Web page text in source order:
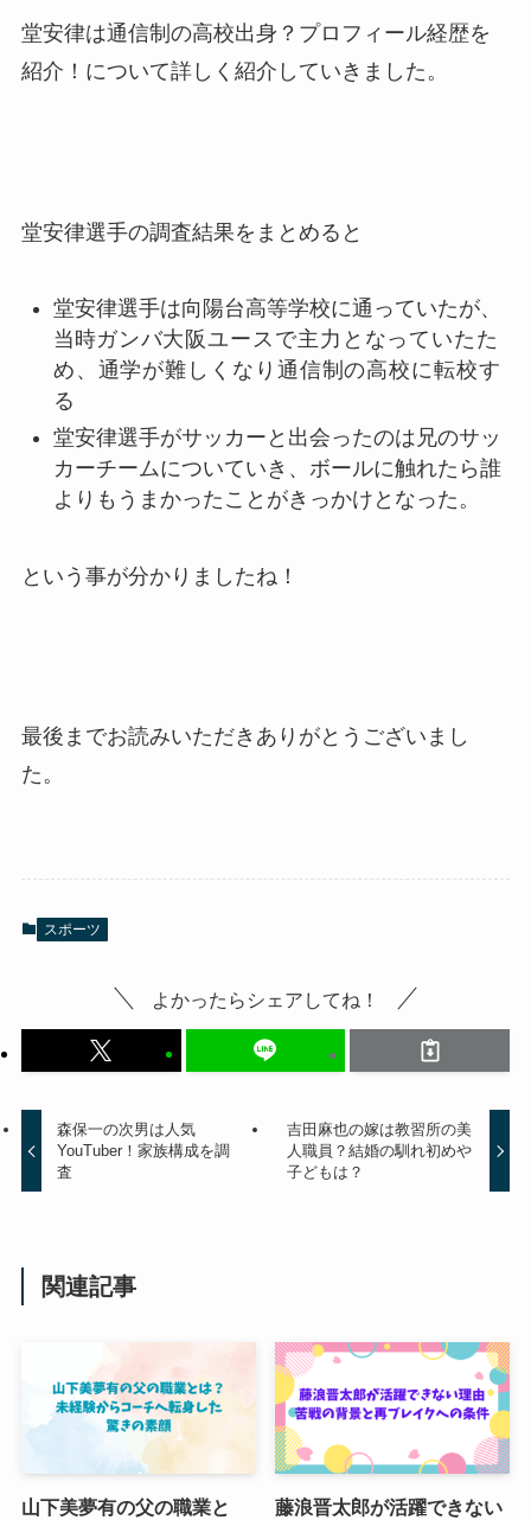
堂安律は通信制の高校出身？プロフィール経歴を
紹介！について詳しく紹介していきました。
堂安律選手の調査結果をまとめると
堂安律選手は向陽台高等学校に通っていたが、
当時ガンバ大阪ユースで主力となっていたた
め、通学が難しくなり通信制の高校に転校す
る
堂安律選手がサッカーと出会ったのは兄のサッ
カーチームについていき、ボールに触れたら誰
よりもうまかったことがきっかけとなった。
という事が分かりましたね！
最後までお読みいただきありがとうございまし
た。
スポーツ
よかったらシェアしてね！
森保一の次男は人気
YouTuber！家族構成を調
査
吉田麻也の嫁は教習所の美
人職員？結婚の馴れ初めや
子どもは？
関連記事
山下美夢有の父の職業と
藤浪晋太郎が活躍できない